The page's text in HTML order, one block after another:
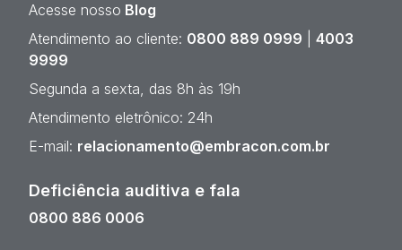
Acesse nosso Blog
Atendimento ao cliente: 0800 889 0999
4003
9999
Segunda a sexta, das 8h às 19h
Atendimento eletrônico: 24h
E-mail: relacionamento@embracon.com.br
Deficiência auditiva e fala
0800 886 0006